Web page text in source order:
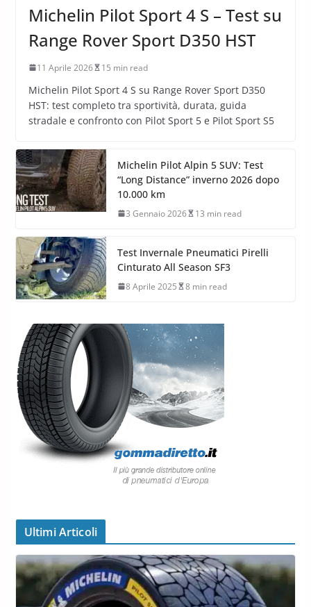
Michelin Pilot Sport 4 S – Test su
Range Rover Sport D350 HST
11 Aprile 2026 15 min read
Michelin Pilot Sport 4 S su Range Rover Sport D350
HST: test completo tra sportività, durata, guida
stradale e confronto con Pilot Sport 5 e Pilot Sport S5
Michelin Pilot Alpin 5 SUV: Test
“Long Distance” inverno 2026 dopo
10.000 km
3 Gennaio 2026 13 min read
Test Invernale Pneumatici Pirelli
Cinturato All Season SF3
8 Aprile 2025 8 min read
Ultimi Articoli